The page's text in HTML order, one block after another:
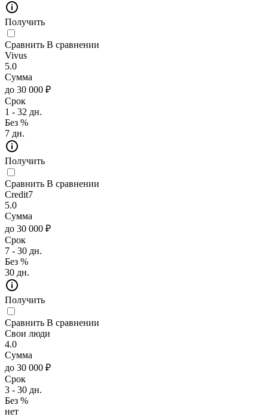
Получить
Сравнить В сравнении
Vivus
5.0
Сумма
до 30 000 ₽
Срок
1 - 32 дн.
Без %
7 дн.
Получить
Сравнить В сравнении
Credit7
5.0
Сумма
до 30 000 ₽
Срок
7 - 30 дн.
Без %
30 дн.
Получить
Сравнить В сравнении
Свои люди
4.0
Сумма
до 30 000 ₽
Срок
3 - 30 дн.
Без %
нет